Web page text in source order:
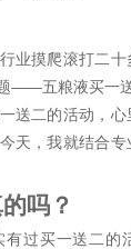
业摸爬滚打二
——五粮液买一
送二的活动，
天，我就结合
吗？
过买一送二的